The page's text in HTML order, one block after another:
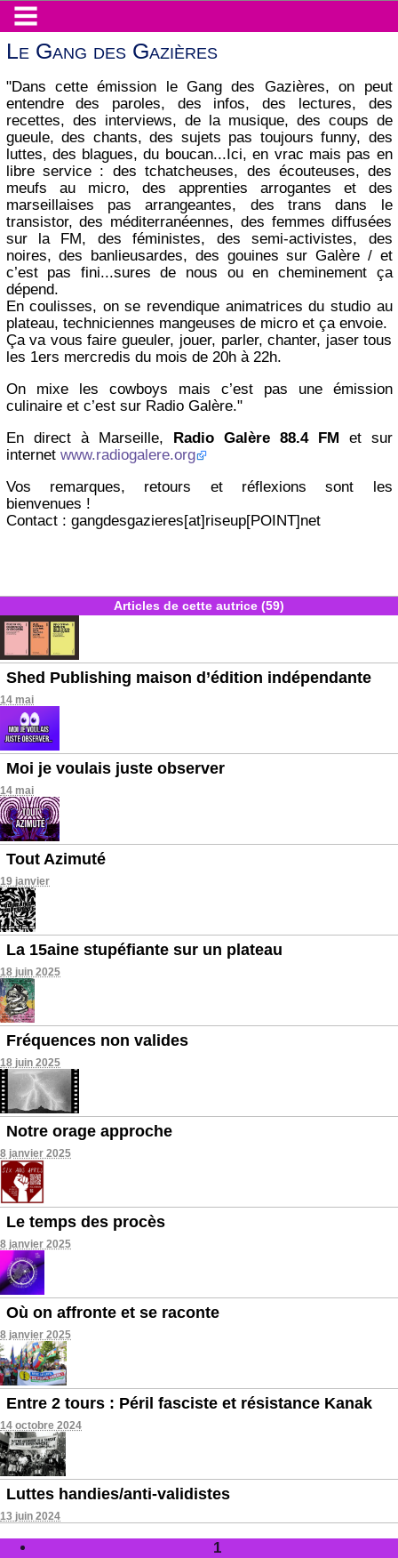
Le Gang des Gazières
"Dans cette émission le Gang des Gazières, on peut
entendre des paroles, des infos, des lectures, des
recettes, des interviews, de la musique, des coups de
gueule, des chants, des sujets pas toujours funny, des
luttes, des blagues, du boucan...Ici, en vrac mais pas en
libre service : des tchatcheuses, des écouteuses, des
meufs au micro, des apprenties arrogantes et des
marseillaises pas arrangeantes, des trans dans le
transistor, des méditerranéennes, des femmes diffusées
sur la FM, des féministes, des semi-activistes, des
noires, des banlieusardes, des gouines sur Galère / et
c’est pas fini...sures de nous ou en cheminement ça
dépend.
En coulisses, on se revendique animatrices du studio au
plateau, techniciennes mangeuses de micro et ça envoie.
Ça va vous faire gueuler, jouer, parler, chanter, jaser tous
les 1ers mercredis du mois de 20h à 22h.
On mixe les cowboys mais c’est pas une émission
culinaire et c’est sur Radio Galère."
En direct à Marseille,
Radio Galère 88.4 FM et sur
internet www.radiogalere.org
Vos remarques, retours et réflexions sont les
bienvenues !
Contact : gangdesgazieres[at]riseup[POINT]net
Articles de cette autrice (59)
Shed Publishing maison d’édition indépendante
14 mai
Moi je voulais juste observer
14 mai
Tout Azimuté
19 janvier
La 15aine stupéfiante sur un plateau
18 juin 2025
Fréquences non valides
18 juin 2025
Notre orage approche
8 janvier 2025
Le temps des procès
8 janvier 2025
Où on affronte et se raconte
8 janvier 2025
Entre 2 tours : Péril fasciste et résistance Kanak
14 octobre 2024
Luttes handies/anti-validistes
13 juin 2024
1